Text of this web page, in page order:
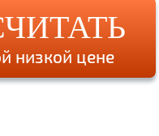
низкой цене